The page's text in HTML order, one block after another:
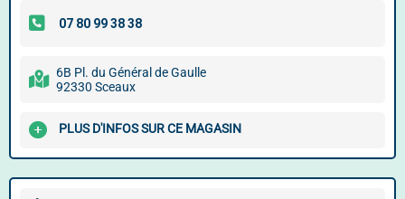
6B Pl. du Général de Gaulle
92330 Sceaux
PLUS D'INFOS SUR CE MAGASIN